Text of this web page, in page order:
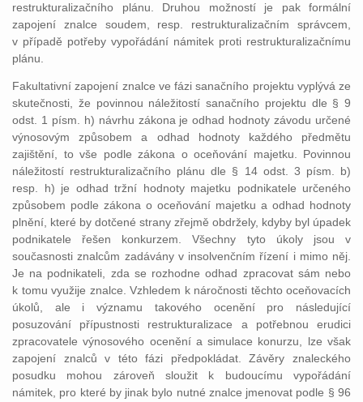
restrukturalizačního plánu. Druhou možností je pak formální
zapojení znalce soudem, resp. restrukturalizačním správcem,
v případě potřeby vypořádání námitek proti restrukturalizačnímu
plánu.
Fakultativní zapojení znalce ve fázi sanačního projektu vyplývá ze
skutečnosti, že povinnou náležitostí sanačního projektu dle § 9
odst. 1 písm. h) návrhu zákona je odhad hodnoty závodu určené
výnosovým způsobem a odhad hodnoty každého předmětu
zajištění, to vše podle zákona o oceňování majetku. Povinnou
náležitostí restrukturalizačního plánu dle § 14 odst. 3 písm. b)
resp. h) je odhad tržní hodnoty majetku podnikatele určeného
způsobem podle zákona o oceňování majetku a odhad hodnoty
plnění, které by dotčené strany zřejmě obdržely, kdyby byl úpadek
podnikatele řešen konkurzem. Všechny tyto úkoly jsou v
současnosti znalcům zadávány v insolvenčním řízení i mimo něj.
Je na podnikateli, zda se rozhodne odhad zpracovat sám nebo
k tomu využije znalce. Vzhledem k náročnosti těchto oceňovacích
úkolů, ale i významu takového ocenění pro následující
posuzování přípustnosti restrukturalizace a potřebnou erudici
zpracovatele výnosového ocenění a simulace konurzu, lze však
zapojení znalců v této fázi předpokládat. Závěry znaleckého
posudku mohou zároveň sloužit k budoucímu vypořádání
námitek, pro které by jinak bylo nutné znalce jmenovat podle § 96